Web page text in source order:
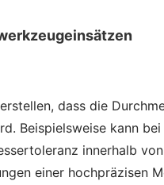
dass die
Beispielsweise kann
innerhalb
einer hochpräzisen